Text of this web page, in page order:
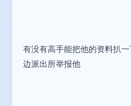
有没有高手能把他的资料扒
边派出所举报他